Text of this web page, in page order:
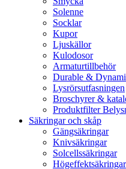
Solenne
Socklar
Kupor
Ljuskällor
Kulodosor
Armaturtillbehör
Durable &
Lysrörsutfasningen
Broschyrer &
Produktfilter
Säkringar och skåp
Gängsäkringar
Knivsäkringar
Solcellssäkringar
Högeffektsäkringar